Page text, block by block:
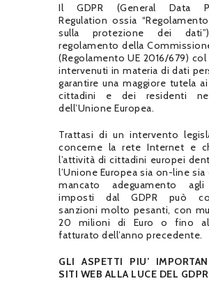
Il GDPR (General Data
Regulation ossia
sulla protezione dei
regolamento della
(Regolamento UE 2016/679)
intervenuti in materia di dati
garantire una maggiore tutela
cittadini e dei residenti
dell’Unione Europea.
Trattasi di un intervento
concerne la rete Internet e
l’attività di cittadini europei
l’Unione Europea sia on-line
mancato adeguamento
imposti dal GDPR può
sanzioni molto pesanti, con
20 milioni di Euro o fino
fatturato dell’anno precedente.
GLI ASPETTI PIU’
SITI WEB ALLA LUCE DEL GDPR